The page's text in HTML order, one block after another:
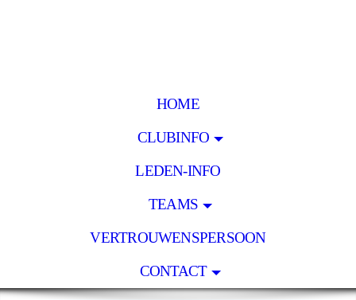
HOME
CLUBINFO
LEDEN-INFO
TEAMS
VERTROUWENSPERSOON
CONTACT